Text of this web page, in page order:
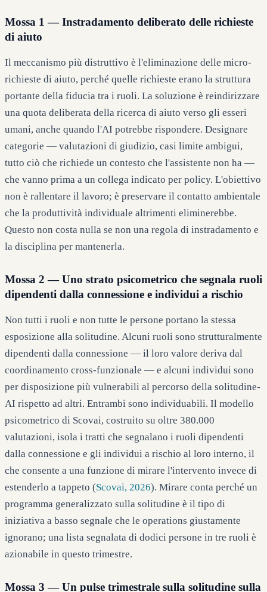
Mossa 1 — Instradamento deliberato delle richieste
di aiuto
Il meccanismo più distruttivo è l'eliminazione delle micro-
richieste di aiuto, perché quelle richieste erano la struttura
portante della fiducia tra i ruoli. La soluzione è reindirizzare
una quota deliberata della ricerca di aiuto verso gli esseri
umani, anche quando l'AI potrebbe rispondere. Designare
categorie — valutazioni di giudizio, casi limite ambigui,
tutto ciò che richiede un contesto che l'assistente non ha —
che vanno prima a un collega indicato per policy. L'obiettivo
non è rallentare il lavoro; è preservare il contatto ambientale
che la produttività individuale altrimenti eliminerebbe.
Questo non costa nulla se non una regola di instradamento e
la disciplina per mantenerla.
Mossa 2 — Uno strato psicometrico che segnala ruoli
dipendenti dalla connessione e individui a rischio
Non tutti i ruoli e non tutte le persone portano la stessa
esposizione alla solitudine. Alcuni ruoli sono strutturalmente
dipendenti dalla connessione — il loro valore deriva dal
coordinamento cross-funzionale — e alcuni individui sono
per disposizione più vulnerabili al percorso della solitudine-
AI rispetto ad altri. Entrambi sono individuabili. Il modello
psicometrico di Scovai, costruito su oltre 380.000
valutazioni, isola i tratti che segnalano i ruoli dipendenti
dalla connessione e gli individui a rischio al loro interno, il
che consente a una funzione di mirare l'intervento invece di
estenderlo a tappeto (Scovai, 2026). Mirare conta perché un
programma generalizzato sulla solitudine è il tipo di
iniziativa a basso segnale che le operations giustamente
ignorano; una lista segnalata di dodici persone in tre ruoli è
azionabile in questo trimestre.
Mossa 3 — Un pulse trimestrale sulla solitudine sulla